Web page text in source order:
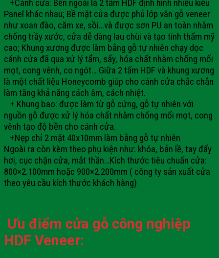
+Cánh cửa: Bên ngoài là 2 tấm HDF định hình nhiều kiểu
Panel khác nhau; Bề mặt cửa được phủ lớp vân gỗ veneer
như xoan đào, căm xe, sồi…và được sơn PU an toàn nhằm
chống trầy xước, cửa dễ dàng lau chùi và tạo tính thẩm mỹ
cao; Khung xương được làm bằng gỗ tự nhiên chạy dọc
cánh cửa đã qua xử lý tẩm, sấy, hóa chất nhằm chống mối
mọt, cong vênh, co ngót… Giữa 2 tấm HDF và khung xương
là một chất liệu Honeycomb giúp cho cánh cửa chắc chắn
làm tăng khả năng cách âm, cách nhiệt.
+ Khung bao: được làm từ gỗ cứng, gỗ tự nhiên với
nguồn gỗ được xử lý hóa chất nhằm chống mối mọt, cong
vênh tạo độ bền cho cánh cửa.
+Nẹp chỉ 2 mặt 40x10mm làm bằng gỗ tự nhiên
Ngoài ra còn kèm theo phụ kiện như: khóa, bản lề, tay đẩy
hơi, cục chặn cửa, mắt thần…Kích thước tiêu chuẩn cửa:
800×2.100mm hoặc 900×2.200mm ( công ty sản xuất cửa
theo yêu cầu kích thước khách hàng)
Ưu điểm cửa gỗ công nghiệp
HDF Veneer: